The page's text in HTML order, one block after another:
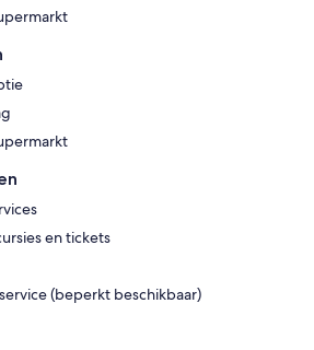
en tickets
(beperkt beschikbaar)